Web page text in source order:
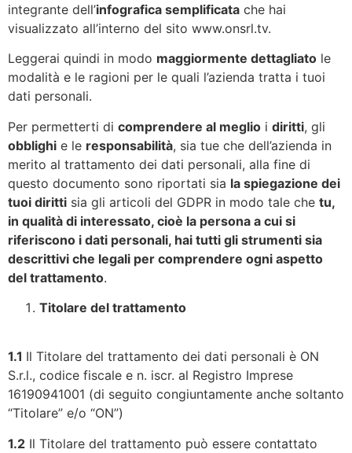
integrante dell’infografica semplificata che hai
visualizzato all’interno del sito www.onsrl.tv.
Leggerai quindi in modo maggiormente dettagliato le
modalità e le ragioni per le quali l’azienda tratta i tuoi
dati personali.
Per permetterti di comprendere al meglio i diritti, gli
obblighi e le responsabilità, sia tue che dell’azienda in
merito al trattamento dei dati personali, alla fine di
questo documento sono riportati sia la spiegazione dei
tuoi diritti sia gli articoli del GDPR in modo tale che tu,
in qualità di interessato, cioè la persona a cui si
riferiscono i dati personali, hai tutti gli strumenti sia
descrittivi che legali per comprendere ogni aspetto
del trattamento.
Titolare del trattamento
1.1 Il Titolare del trattamento dei dati personali è ON
S.r.l., codice fiscale e n. iscr. al Registro Imprese
16190941001 (di seguito congiuntamente anche soltanto
“Titolare” e/o “ON”)
1.2 Il Titolare del trattamento può essere contattato